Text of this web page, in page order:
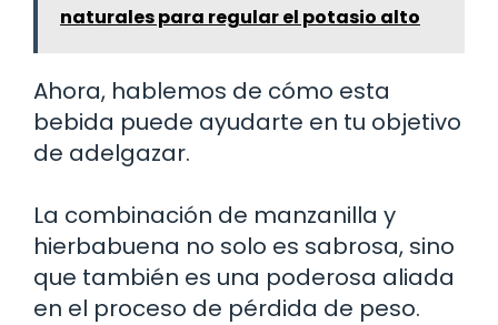
naturales para regular el potasio alto
Ahora, hablemos de cómo esta
bebida puede ayudarte en tu objetivo
de adelgazar.
La combinación de manzanilla y
hierbabuena no solo es sabrosa, sino
que también es una poderosa aliada
en el proceso de pérdida de peso.